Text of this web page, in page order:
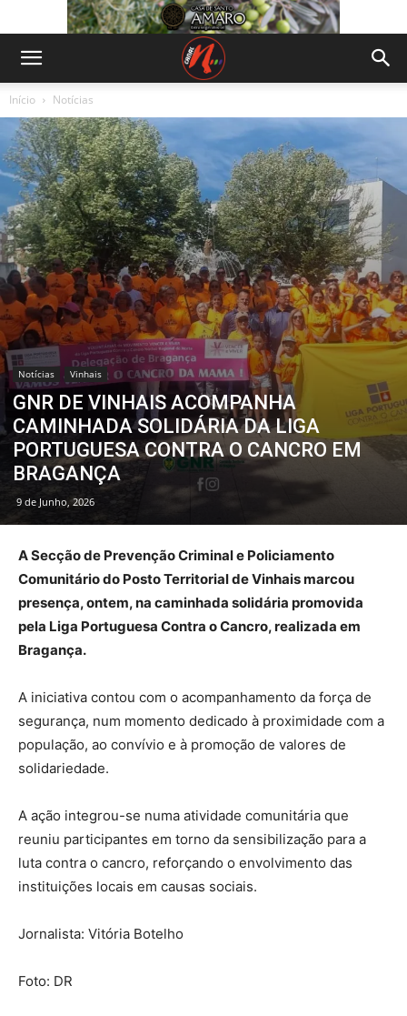
Início Notícias
Notícias Vinhais
GNR DE VINHAIS ACOMPANHA
CAMINHADA SOLIDÁRIA DA LIGA
PORTUGUESA CONTRA O CANCRO EM
BRAGANÇA
9 de Junho, 2026
A Secção de Prevenção Criminal e Policiamento
Comunitário do Posto Territorial de Vinhais marcou
presença, ontem, na caminhada solidária promovida
pela Liga Portuguesa Contra o Cancro, realizada em
Bragança.
A iniciativa contou com o acompanhamento da força de
segurança, num momento dedicado à proximidade com a
população, ao convívio e à promoção de valores de
solidariedade.
A ação integrou-se numa atividade comunitária que
reuniu participantes em torno da sensibilização para a
luta contra o cancro, reforçando o envolvimento das
instituições locais em causas sociais.
Jornalista: Vitória Botelho
Foto: DR